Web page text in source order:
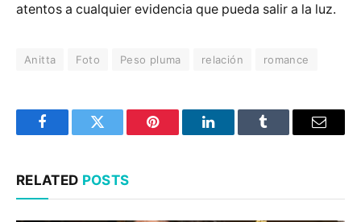
atentos a cualquier evidencia que pueda salir a la luz.
Anitta Foto Peso pluma relación romance
FacebookTwitter Pinterest LinkedInTumblr Email
RELATED POSTS